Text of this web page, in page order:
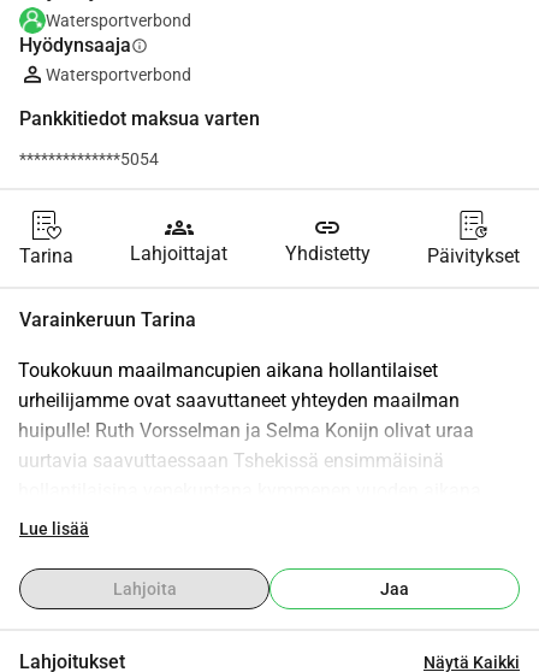
Watersportverbond
Hyödynsaajainfo
Watersportverbond
Pankkitiedot maksua varten
**************5054
Tarina
groups
Lahjoittajat
link
Yhdistetty Päivitykset
Varainkeruun Tarina
Toukokuun maailmancupien aikana hollantilaiset
urheilijamme ovat saavuttaneet yhteyden maailman
huipulle! Ruth Vorsselman ja Selma Konijn olivat uraa
uurtavia saavuttaessaan Tshekissä ensimmäisinä
finaalin olympialajissa. Viikkoa myöhemmin he
Puolassa. Myös naiset K4 Anja Mus, Wies Siffels, Selma
Konijn ja Kitty Schiphorst Preuper näyttivät lupaavia
Lue lisää
Lahjoita Jaa
Lahjoitukset Näytä Kaikki